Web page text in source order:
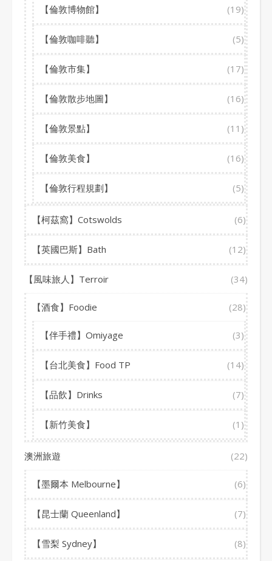
【倫敦博物館】 (19)
【倫敦咖啡聽】 (5)
【倫敦市集】 (17)
【倫敦散步地圖】 (16)
【倫敦景點】 (11)
【倫敦美食】 (16)
【倫敦行程規劃】 (5)
【柯茲窩】Cotswolds (6)
【英國巴斯】Bath (12)
【風味旅人】Terroir (34)
【酒食】Foodie (28)
【伴手禮】Omiyage (3)
【台北美食】Food TP (14)
【品飲】Drinks (7)
【新竹美食】 (1)
澳洲旅遊 (22)
【墨爾本 Melbourne】 (6)
【昆士蘭 Queenland】 (7)
【雪梨 Sydney】 (8)